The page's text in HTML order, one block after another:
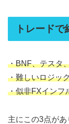
トレード
・BNF、テスタ
・難しいロジッ
・似非FXインフ
主にこの3点があ